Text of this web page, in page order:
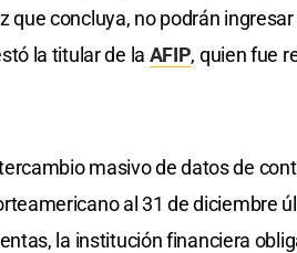
que concluya, no podrán
la titular de la AFIP, quien fue
masivo de datos de
al 31 de diciembre
la institución financiera